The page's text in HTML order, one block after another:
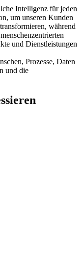
Intelligenz für jeden
um unseren Kunden
während
und Dienstleistungen
Prozesse, Daten
und die